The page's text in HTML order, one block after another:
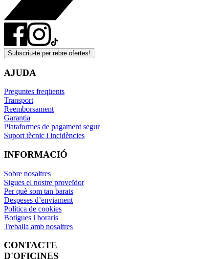
Subscriu-te per rebre ofertes!
AJUDA
Preguntes freqüents
Transport
Reemborsament
Garantia
Plataformes de pagament segur
Suport tècnic i incidències
INFORMACIÓ
Sobre nosaltres
Sigues el nostre proveïdor
Per què som tan barats
Despeses d’enviament
Política de cookies
Botigues i horaris
Treballa amb nosaltres
CONTACTE
D'OFICINES